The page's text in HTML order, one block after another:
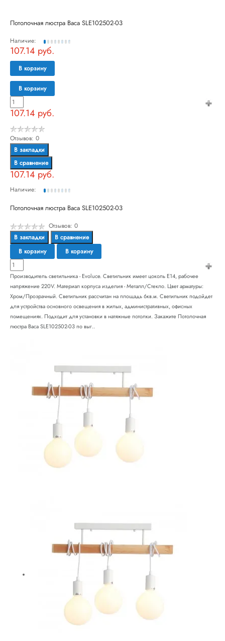
Потолочная люстра Baca SLE102502-03
Наличие:
107.14 руб.
В корзину
В корзину
107.14 руб.
Отзывов: 0
В закладки
В сравнение
107.14 руб.
Наличие:
Потолочная люстра Baca SLE102502-03
Отзывов: 0
В закладки
В сравнение
В корзину
В корзину
Производитель светильника - Evoluce. Светильник имеет цоколь E14, рабочее
напряжение 220V. Материал корпуса изделия - Металл/Стекло. Цвет арматуры:
Хром/Прозрачный. Светильник рассчитан на площадь 6кв.м. Светильник подойдет
для устройства основного освещения в жилых, административных, офисных
помещениях. Подходит для установки в натяжные потолки. Закажите Потолочная
люстра Baca SLE102502-03 по выг..